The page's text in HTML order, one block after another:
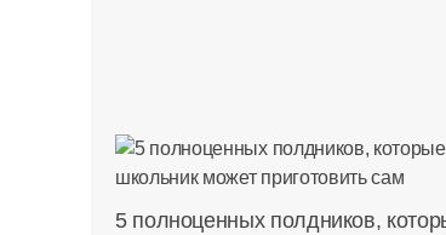
5 полноценных полдников,